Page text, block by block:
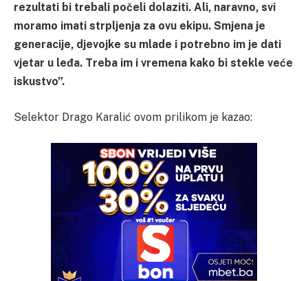
rezultati bi trebali počeli dolaziti. Ali, naravno, svi
moramo imati strpljenja za ovu ekipu. Smjena je
generacije, djevojke su mlade i potrebno im je dati
vjetar u leđa. Treba im i vremena kako bi stekle veće
iskustvo”.
Selektor Drago Karalić ovom prilikom je kazao: